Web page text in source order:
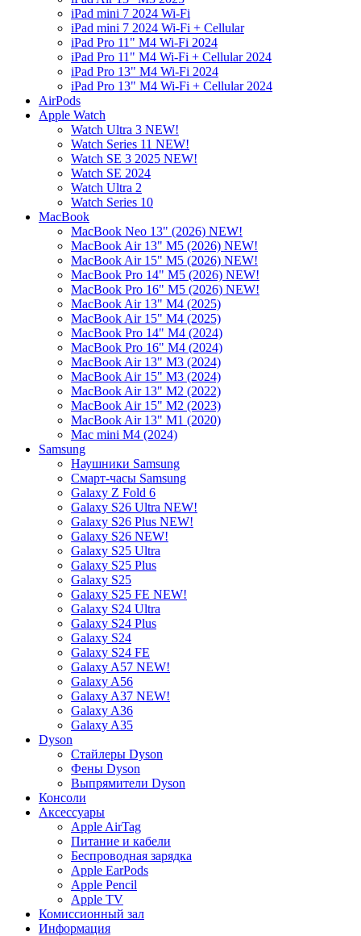
iPad mini 7 2024 Wi-Fi
iPad mini 7 2024 Wi-Fi + Cellular
iPad Pro 11" M4 Wi-Fi 2024
iPad Pro 11" M4 Wi-Fi + Cellular 2024
iPad Pro 13" M4 Wi-Fi 2024
iPad Pro 13" M4 Wi-Fi + Cellular 2024
AirPods
Apple Watch
Watch Ultra 3 NEW!
Watch Series 11 NEW!
Watch SE 3 2025 NEW!
Watch SE 2024
Watch Ultra 2
Watch Series 10
MacBook
MacBook Neo 13" (2026) NEW!
MacBook Air 13" M5 (2026) NEW!
MacBook Air 15" M5 (2026) NEW!
MacBook Pro 14" M5 (2026) NEW!
MacBook Pro 16" M5 (2026) NEW!
MacBook Air 13" M4 (2025)
MacBook Air 15" M4 (2025)
MacBook Pro 14" M4 (2024)
MacBook Pro 16" M4 (2024)
MacBook Air 13" M3 (2024)
MacBook Air 15" M3 (2024)
MacBook Air 13" M2 (2022)
MacBook Air 15" M2 (2023)
MacBook Air 13" M1 (2020)
Mac mini M4 (2024)
Samsung
Наушники Samsung
Смарт-часы Samsung
Galaxy Z Fold 6
Galaxy S26 Ultra NEW!
Galaxy S26 Plus NEW!
Galaxy S26 NEW!
Galaxy S25 Ultra
Galaxy S25 Plus
Galaxy S25
Galaxy S25 FE NEW!
Galaxy S24 Ultra
Galaxy S24 Plus
Galaxy S24
Galaxy S24 FE
Galaxy A57 NEW!
Galaxy A56
Galaxy A37 NEW!
Galaxy A36
Galaxy A35
Dyson
Стайлеры Dyson
Фены Dyson
Выпрямители Dyson
Консоли
Аксессуары
Apple AirTag
Питание и кабели
Беспроводная зарядка
Apple EarPods
Apple Pencil
Apple TV
Комиссионный зал
Информация